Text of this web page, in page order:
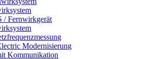
/ Fernwirkgerät
Modernisierung
Kommunikation